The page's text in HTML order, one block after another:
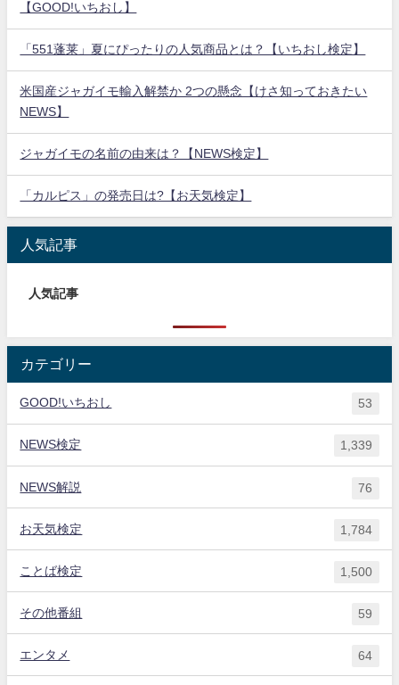
【GOOD!いちおし】
「551蓬莱」夏にぴったりの人気商品とは？【いちおし検定】
米国産ジャガイモ輸入解禁か 2つの懸念【けさ知っておきたい
NEWS】
ジャガイモの名前の由来は？【NEWS検定】
「カルピス」の発売日は?【お天気検定】
人気記事
人気記事
カテゴリー
GOOD!いちおし 53
NEWS検定 1,339
NEWS解説 76
お天気検定 1,784
ことば検定 1,500
その他番組 59
エンタメ 64